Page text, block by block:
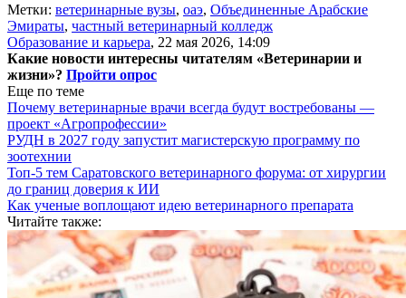
Метки: ветеринарные вузы, оаэ, Объединенные Арабские
Эмираты, частный ветеринарный колледж
Образование и карьера, 22 мая 2026, 14:09
Какие новости интересны читателям «Ветеринарии и
жизни»? Пройти опрос
Еще по теме
Почему ветеринарные врачи всегда будут востребованы —
проект «Агропрофессии»
РУДН в 2027 году запустит магистерскую программу по
зоотехнии
Топ-5 тем Саратовского ветеринарного форума: от хирургии
до границ доверия к ИИ
Как ученые воплощают идею ветеринарного препарата
Читайте также: